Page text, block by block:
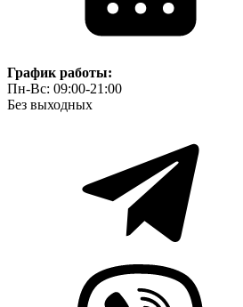
График работы:
Пн-Вс: 09:00-21:00
Без выходных